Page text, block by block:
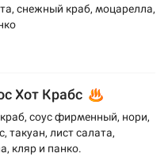
снежный краб, моцарелла,
Хот Крабс
соус фирменный, нори,
такуан, лист салата,
кляр и панко.